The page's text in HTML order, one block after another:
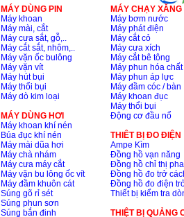
MÁY DÙNG PIN
Máy khoan
Máy mài, cắt
Máy cưa sắt, gỗ,..
Máy cắt sắt, nhôm,..
Máy vặn ốc bulông
Máy vặn vít
Máy hút bụi
Máy thổi bụi
Máy dò kim loại
MÁY DÙNG HƠI
Máy khoan khí nén
Búa đục khí nén
Máy mài dũa hơi
Máy chà nhám
Máy cưa máy cắt
Máy vặn bu lông ốc vít
Máy đầm khuôn cát
Súng gõ rỉ sét
Súng phun sơn
Súng bắn đinh
MÁY CHẠY
Máy bơm nước
Máy phát điện
Máy cắt cỏ
Máy cưa xích
Máy cắt bê tông
Máy phun hóa chất
Máy phun áp lực
Máy đầm cóc / bàn
Máy khoan đục
Máy thổi bụi
Động cơ đầu nổ
THIÊT BỊ ĐO ĐIỆN
Ampe Kìm
Đồng hồ vạn năng
Đồng hồ chỉ thị pha
Đồng hồ đo trở
Đồng hồ đo điện
Thiết bị kiểm tra
THIỆT BỊ QUẢNG